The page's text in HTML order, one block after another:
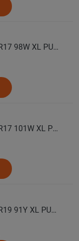
COMFORSER Автошина 225/50 ZR17 98W XL PURESPEED лето
COMFORSER Автошина 225/55 ZR17 101W XL PURESPEED лето
COMFORSER Автошина 235/35 ZR19 91Y XL PURESPEED лето